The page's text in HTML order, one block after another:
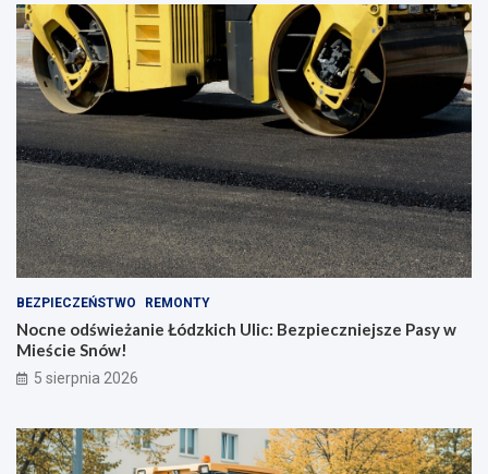
BEZPIECZEŃSTWO REMONTY
Nocne odświeżanie Łódzkich Ulic: Bezpieczniejsze Pasy w
Mieście Snów!
5 sierpnia 2026